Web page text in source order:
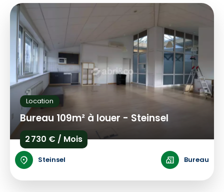
Location
Bureau 109m² à louer - Steinsel
2 730 € / Mois
Steinsel Bureau